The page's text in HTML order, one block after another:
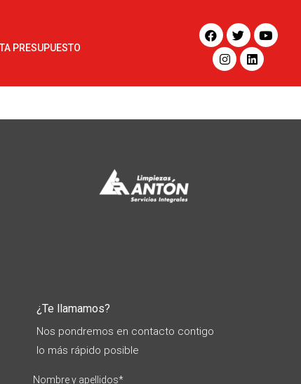
PRESUPUESTO
¿Te llamamos?
Nos pondremos en contacto contigo
lo más rápido posible
Nombre y apellidos*